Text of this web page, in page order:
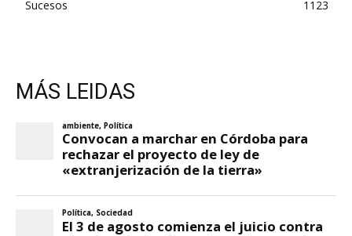
Sucesos
1123
MÁS LEIDAS